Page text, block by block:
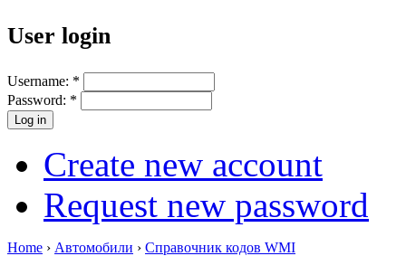
User login
Username: *
Password: *
Create new account
Request new password
Home › Автомобили › Справочник кодов WMI